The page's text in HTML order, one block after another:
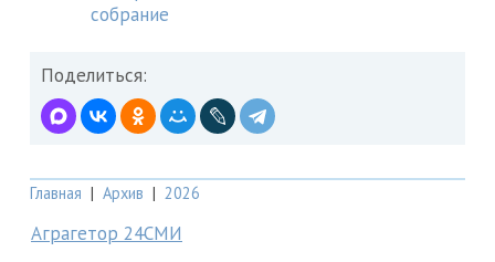
собрание
Поделиться:
Главная | Архив | 2026
Аграгетор 24СМИ